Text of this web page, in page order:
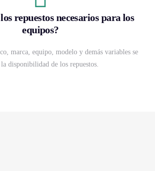
repuestos necesarios para los
equipos?
marca, equipo, modelo y demás variables se
disponibilidad de los repuestos.